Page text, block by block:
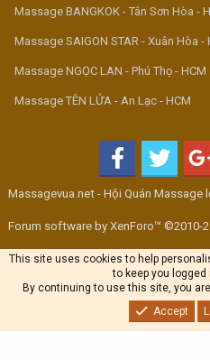
Massage BANGKOK - Tân Sơn Hòa -
Massage SAIGON STAR - Xuân Hòa -
Massage NGỌC LAN - Phú Thọ - HCM
Massage TÊN LỬA - An Lạc - HCM
Massagevua.net - Hội Quán Massage
Forum software by XenForo™ ©2010-
This site uses cookies to help
to keep you logged
By continuing to use this site, you
Accept